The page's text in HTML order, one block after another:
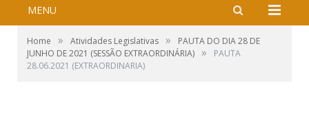
MENU
Home » Atividades Legislativas »
PAUTA DO DIA 28 DE
JUNHO DE 2021 (SESSÃO EXTRAORDINÁRIA) »
PAUTA
28.06.2021 (EXTRAORDINARIA)